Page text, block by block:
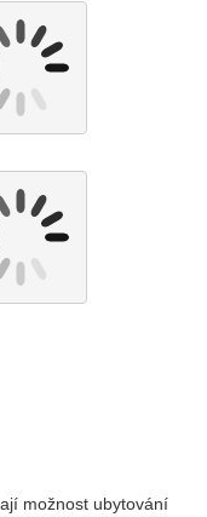
možnost ubytování